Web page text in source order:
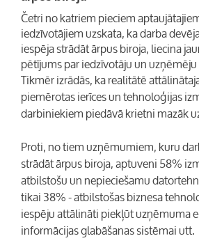
Četri no katriem pieciem
iedzīvotājiem uzskata, ka darba
iespēja strādāt ārpus biroja, liecina
pētījums par iedzīvotāju un
Tikmēr izrādās, ka realitātē
piemērotas ierīces un tehnoloģijas
darbiniekiem piedāvā krietni mazāk
Proti, no tiem uzņēmumiem, kuru
strādāt ārpus biroja, aptuveni 58%
atbilstošu un nepieciešamu
tikai 38% - atbilstošas biznesa
iespēju attālināti piekļūt uzņēmuma
informācijas glabāšanas sistēmai utt.